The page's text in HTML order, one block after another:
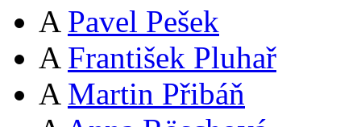
A Pavel Pešek
A František Pluhař
A Martin Přibáň